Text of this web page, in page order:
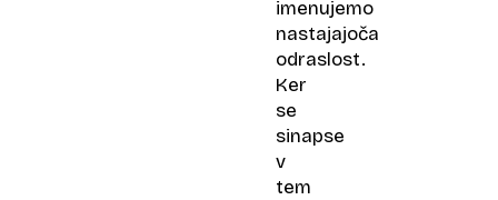
imenujemo
nastajajoča
odraslost.
Ker
se
sinapse
v
tem